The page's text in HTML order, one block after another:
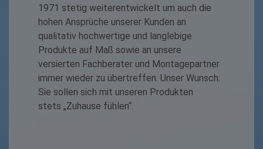
1971 stetig weiterentwickelt um auch die
hohen Ansprüche unserer Kunden an
qualitativ hochwertige und langlebige
Produkte auf Maß sowie an unsere
versierten Fachberater und Montagepartner
immer wieder zu übertreffen. Unser Wunsch:
Sie sollen sich mit unseren Produkten
stets „Zuhause fühlen“.